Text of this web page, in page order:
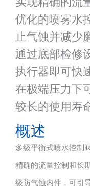
优化的喷雾水
止气蚀并减少
通过底部检修
执行器即可快
在极端压力下
较长的使用寿
概述
多级平衡式喷水控制
精确的流量控制和长
级防气蚀内件，可引